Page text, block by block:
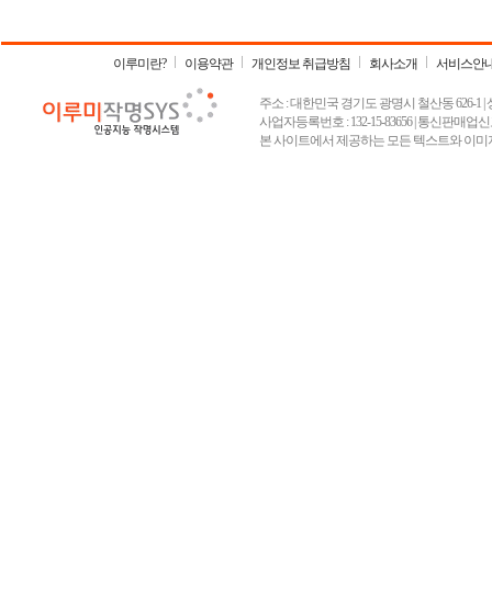
이루미란? 이용약관 개인정보 취급방침 회사소개 서비스안
주소 : 대한민국 경기도 광명시 철산동 626-1 |
사업자등록번호 : 132-15-83656 | 통신판매업
본 사이트에서 제공하는 모든 텍스트와 이